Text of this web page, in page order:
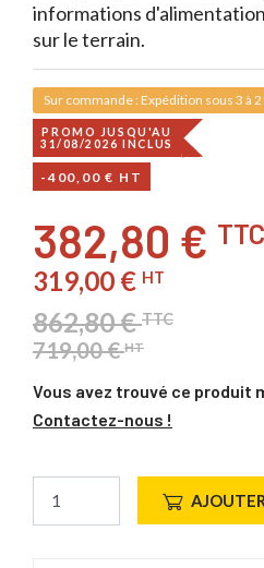
informations
sur le terrain.
Sur commande : Expédition sous 3 à
PROMO JUSQU'AU
31/08/2026 INCLUS
-400,00 € HT
382,80 € TTC
319,00 € HT
862,80 €TTC
719,00 €HT
Vous avez trouvé ce produit
Contactez-nous !